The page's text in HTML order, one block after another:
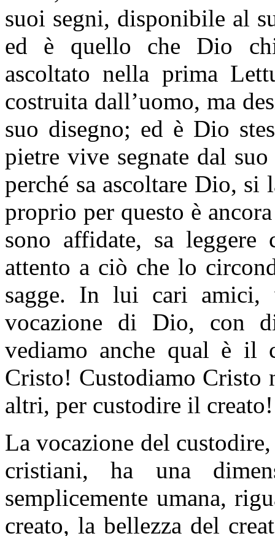
suoi segni, disponibile al
ed è quello che Dio
ascoltato nella prima
costruita dall’uomo, ma
suo disegno; ed è Dio
pietre vive segnate dal
perché sa ascoltare Dio, si
proprio per questo è
sono affidate, sa
attento a ciò che lo
sagge. In lui cari amici,
vocazione di Dio, con
vediamo anche qual è il
Cristo! Custodiamo Cristo
altri, per custodire il creato!
La vocazione del
cristiani, ha una
semplicemente umana,
creato, la bellezza del